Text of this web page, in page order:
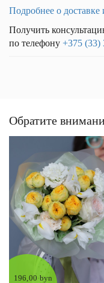
Подробнее о доставке
Получить
по телефону +375 (33)
Обратите
196,00 byn